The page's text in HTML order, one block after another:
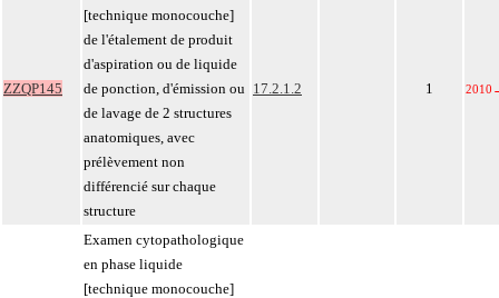
ZZQP145
[technique monocouche]
de l'étalement de produit
d'aspiration ou de liquide
de ponction, d'émission ou
de lavage de 2 structures
anatomiques, avec
prélèvement non
différencié sur chaque
structure
17.2.1.2 1 2010
Examen cytopathologique
en phase liquide
[technique monocouche]